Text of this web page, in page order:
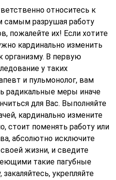
относитесь к
самым разрушая работу
пожалейте их! Если хотите
кардинально изменить
В первую
у таких
и пульмонолог, вам
радикальные меры иначе
для Вас. Выполняйте
кардинально измените
стоит поменять работу или
абсолютно исключите
жизни, и сведите
такие пагубные
укрепляйте